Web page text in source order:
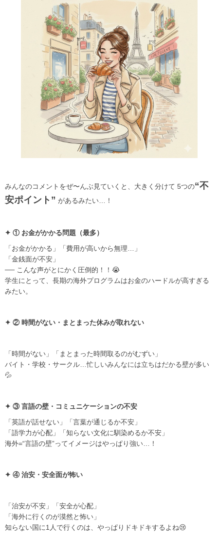
みんなのコメントをぜ〜んぶ見ていくと、大きく分けて 5つの“不
安ポイント” があるみたい…！
✦ ① お金がかかる問題（最多）
「お金がかかる」「費用が高いから無理…」
「金銭面が不安」
── こんな声がとにかく圧倒的！！😭
学生にとって、長期の海外プログラムはお金のハードルが高すぎる
みたい。
✦ ② 時間がない・まとまった休みが取れない
「時間がない」「まとまった時間取るのがむずい」
バイト・学校・サークル…忙しいみんなには立ちはだかる壁が多い
💦
✦ ③ 言語の壁・コミュニケーションの不安
「英語が話せない」「言葉が通じるか不安」
「語学力が心配」「知らない文化に馴染めるか不安」
海外=“言語の壁”ってイメージはやっぱり強い…！
✦ ④ 治安・安全面が怖い
「治安が不安」「安全が心配」
「海外に行くのが漠然と怖い」
知らない国に1人で行くのは、やっぱりドキドキするよね😢